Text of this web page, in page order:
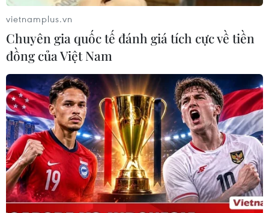
Trung Quốc chế tạo 'Mặt Trời
nhân tạo' nóng hơn Mặt Trời thật
13/03/2019 04:17
Mặt Trời nhân tạo Tokamak HL-2M của Trung Quốc có
vietnamplus.vn
Chuyên gia quốc tế đánh giá tích cực về tiền
đồng của Việt Nam